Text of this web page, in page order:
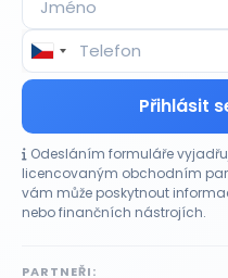
Přihlásit
Odesláním formuláře
licencovaným obchodním
vám může poskytnout
nebo finančních nástrojích.
PARTNEŘI:
CO HÝBE TRHEM
Výsledky společností
trh zatím neoceňuje?